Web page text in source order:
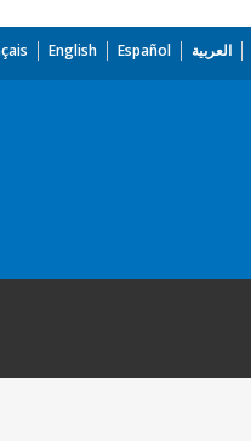
English Español العربية